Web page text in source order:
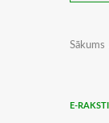
Sākums
E-RAKSTI